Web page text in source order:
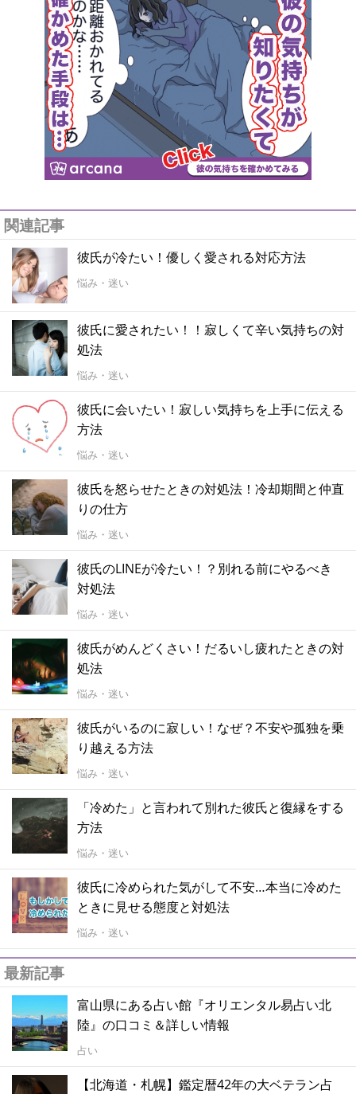
関連記事
彼氏が冷たい！優しく愛される対応方法
悩み・迷い
彼氏に愛されたい！！寂しくて辛い気持ちの対
処法
悩み・迷い
彼氏に会いたい！寂しい気持ちを上手に伝える
方法
悩み・迷い
彼氏を怒らせたときの対処法！冷却期間と仲直
りの仕方
悩み・迷い
彼氏のLINEが冷たい！？別れる前にやるべき
対処法
悩み・迷い
彼氏がめんどくさい！だるいし疲れたときの対
処法
悩み・迷い
彼氏がいるのに寂しい！なぜ？不安や孤独を乗
り越える方法
悩み・迷い
「冷めた」と言われて別れた彼氏と復縁をする
方法
悩み・迷い
彼氏に冷められた気がして不安…本当に冷めた
ときに見せる態度と対処法
悩み・迷い
最新記事
富山県にある占い館『オリエンタル易占い北
陸』の口コミ＆詳しい情報
占い
【北海道・札幌】鑑定暦42年の大ベテラン占